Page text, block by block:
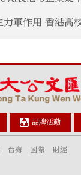
軍作用 香港高
品牌活動
台海 國際 財經